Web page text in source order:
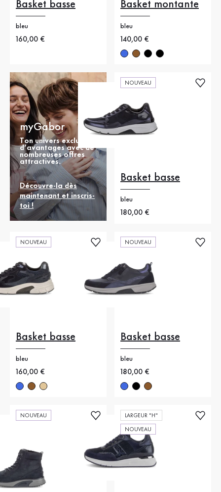
Basket basse
bleu
Nouveau prix
160,00 €
Basket montante
bleu
Nouveau prix
140,00 €
myGabor
Ton univers exclusif
d’avantages avec de
nombreuses offres
attractives.
Découvre-la dès
maintenant et inscris-
toi !
NOUVEAU
Basket basse
bleu
Nouveau prix
180,00 €
NOUVEAU
Basket basse
bleu
Nouveau prix
160,00 €
NOUVEAU
Basket basse
bleu
Nouveau prix
180,00 €
NOUVEAU LARGEUR "H"
NOUVEAU